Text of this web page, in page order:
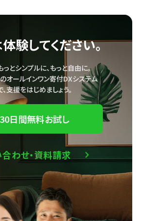
験してください。
とシンプルに、もっと自由に。
オールインワン寄付DXシステム
、支援をはじめましょう。
30日間無料お試し
わせ・資料請求